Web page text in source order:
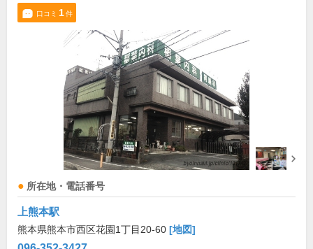
口コミ 1件
所在地・電話番号
上熊本駅
熊本県熊本市西区花園1丁目20-60 [地図]